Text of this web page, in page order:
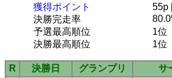
獲得ポイント
55p
決勝完走率
予選最高順位
1位
決勝最高順位
1位
R 決勝日 グランプリ サ